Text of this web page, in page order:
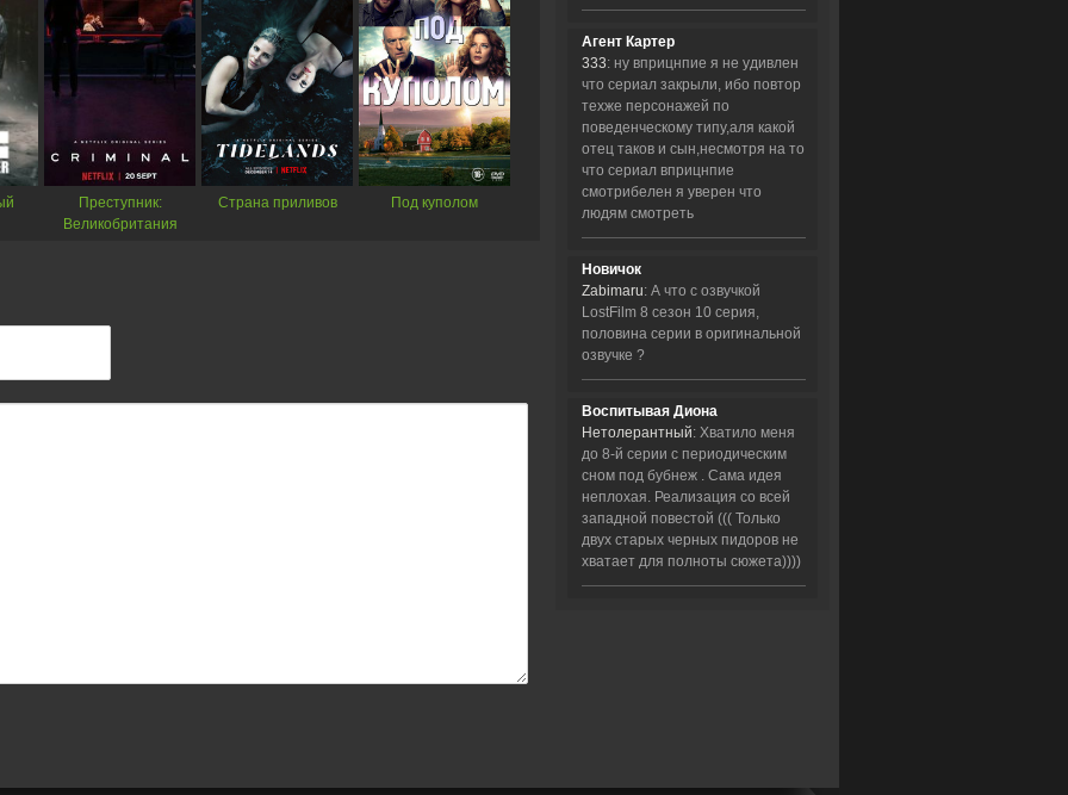
Преступник:
Великобритания
Страна приливов Под куполом
Агент Картер
333: ну вприцнпие я не удивлен
что сериал закрыли, ибо повтор
техже персонажей по
поведенческому типу,аля какой
отец таков и сын,несмотря на то
что сериал вприцнпие
смотрибелен я уверен что
людям смотреть
Новичок
Zabimaru: А что с озвучкой
LostFilm 8 сезон 10 серия,
половина серии в оригинальной
озвучке ?
Воспитывая Диона
Нетолерантный: Хватило меня
до 8-й серии с периодическим
сном под бубнеж . Сама идея
неплохая. Реализация со всей
западной повестой ((( Только
двух старых черных пидоров не
хватает для полноты сюжета))))